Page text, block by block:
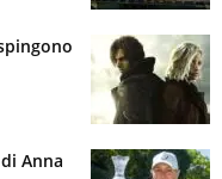
Anna